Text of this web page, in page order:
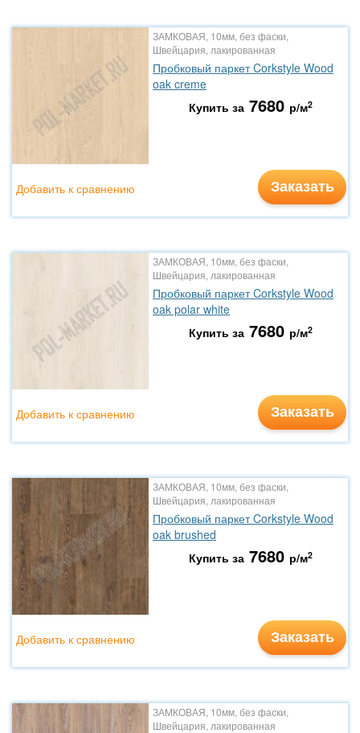
ЗАМКОВАЯ, 10мм, без фаски,
Швейцария, лакированная
Пробковый паркет Corkstyle Wood
oak creme
Купить за 7680 р/м2
Заказать
Добавить к сравнению
ЗАМКОВАЯ, 10мм, без фаски,
Швейцария, лакированная
Пробковый паркет Corkstyle Wood
oak polar white
Купить за 7680 р/м2
Заказать
Добавить к сравнению
ЗАМКОВАЯ, 10мм, без фаски,
Швейцария, лакированная
Пробковый паркет Corkstyle Wood
oak brushed
Купить за 7680 р/м2
Заказать
Добавить к сравнению
ЗАМКОВАЯ, 10мм, без фаски,
Швейцария, лакированная